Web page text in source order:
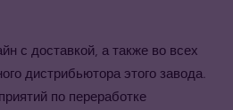
с доставкой, а также во всех
дистрибьютора этого завода.
по переработке